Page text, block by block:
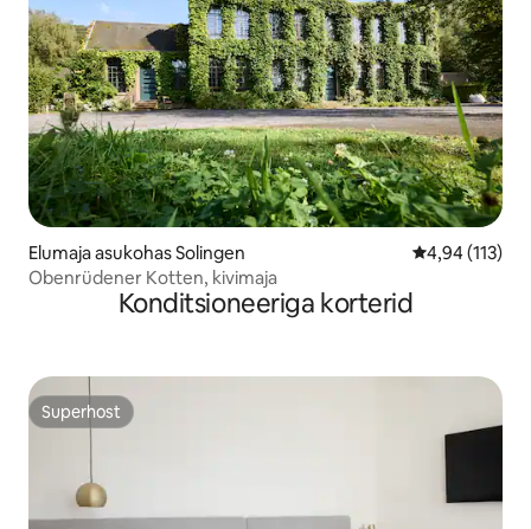
Elumaja asukohas Solingen Keskmine
4,94 (113)
Obenrüdener Kotten, kivimaja
Konditsioneeriga korterid
Superhost
Superhost